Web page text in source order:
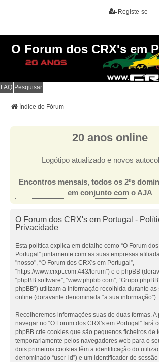
Registe-se
O Forum dos CRX's em
FAQ Pesquisar
Índice do Fórum
20 anos online
Logótipo atualizado e novos
Encontros mensais, todos os 2ºs
em conjunto com o AJA
O Forum dos CRX's em Portugal -
Privacidade
Esta política explica em detalhe como “O Forum
Portugal” juntamente com as suas empresas
"nosso", “O Forum dos CRX's em Portugal”,
“https://www.crxpt.com:443/forum”) e o phpBB
“phpBB software”, “www.phpbb.com”, “Grupo
phpBB”) utilizam a informação recolhida durante as
online (doravante denominada “a sua informação”).
Recolheremos informações suas de duas formas. A
navegar no “O Forum dos CRX's em Portugal” fará
phpBB crie cookies que são pequenos ficheiros de
temporariamente pelos navegadores web para o
dois primeiros cookies têm a identificação do
denominado “user-id”) e um identificador de